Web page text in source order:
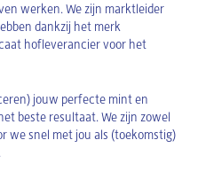
werken. We zijn marktleider
dankzij het merk
hofleverancier voor het
jouw perfecte mint en
beste resultaat. We zijn zowel
we snel met jou als (toekomstig)